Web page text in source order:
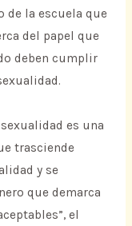
de la escuela que
del papel que
deben cumplir
es una
trasciende
y se
que demarca
el